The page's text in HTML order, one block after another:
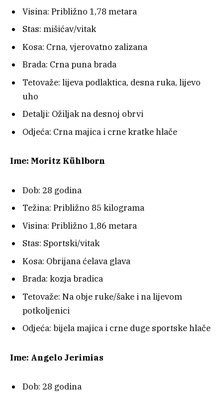
Visina: Približno 1,78 metara
Stas: mišićav/vitak
Kosa: Crna, vjerovatno zalizana
Brada: Crna puna brada
Tetovaže: lijeva podlaktica, desna ruka, lijevo
uho
Detalji: Ožiljak na desnoj obrvi
Odjeća: Crna majica i crne kratke hlače
Ime: Moritz Kühlborn
Dob: 28 godina
Težina: Približno 85 kilograma
Visina: Približno 1,86 metara
Stas: Sportski/vitak
Kosa: Obrijana ćelava glava
Brada: kozja bradica
Tetovaže: Na obje ruke/šake i na lijevom
potkoljenici
Odjeća: bijela majica i crne duge sportske hlače
Ime: Angelo Jerimias
Dob: 28 godina